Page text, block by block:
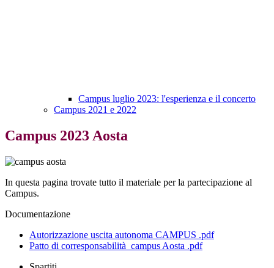
Campus luglio 2023: l'esperienza e il concerto
Campus 2021 e 2022
Campus 2023 Aosta
In questa pagina trovate tutto il materiale per la partecipazione al
Campus.
Documentazione
Autorizzazione uscita autonoma CAMPUS .pdf
Patto di corresponsabilità_campus Aosta .pdf